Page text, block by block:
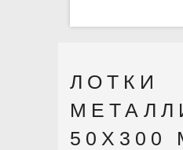
ЛОТКИ
50X300